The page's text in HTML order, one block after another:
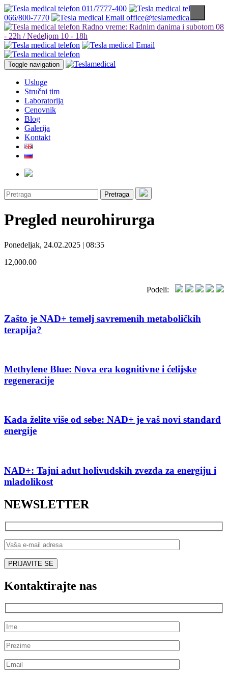
011/7777-400
066/800-7770
office@teslamedical.rs
Radno vreme: Radnim danima i subotom 08
- 22h / Nedeljom 10 - 18h
Toggle navigation
Usluge
Stručni tim
Laboratorija
Cenovnik
Blog
Galerija
Kontakt
Pretraga
Pregled neurohirurga
Ponedeljak, 24.02.2025 | 08:35
12,000.00
Podeli:
Zašto je NAD+ temelj savremenih metaboličkih
terapija?
Methylene Blue: Nova era kognitivne i ćelijske
regeneracije
Kada želite više od sebe: NAD+ je vaš novi standard
energije
NAD+: Tajni adut holivudskih zvezda za energiju i
mladolikost
NEWSLETTER
Kontaktirajte nas